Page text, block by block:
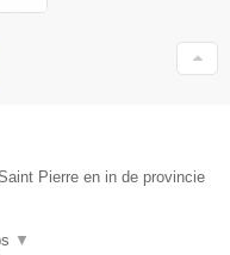
Pierre en in de provincie
▼